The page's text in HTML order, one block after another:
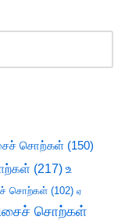
சொற்கள் (150)
(217) உ
சொற்கள் (102) ஏ
சொற்கள்